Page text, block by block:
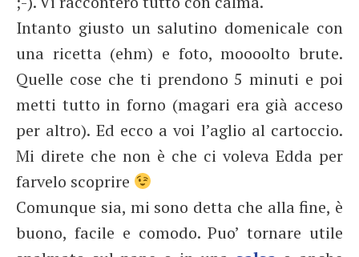
Intanto giusto un salutino domenicale con
una ricetta (ehm) e foto, moooolto brute.
Quelle cose che ti prendono 5 minuti e poi
metti tutto in forno (magari era già acceso
per altro). Ed ecco a voi l’aglio al cartoccio.
Mi direte che non è che ci voleva Edda per
farvelo scoprire
Comunque sia, mi sono detta che alla fine, è
buono, facile e comodo. Puo’ tornare utile